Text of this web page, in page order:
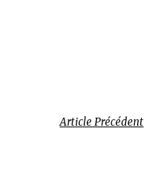
Article Précédent